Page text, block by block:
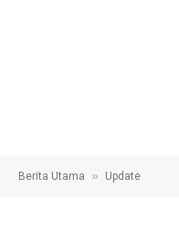
Berita Utama » Update